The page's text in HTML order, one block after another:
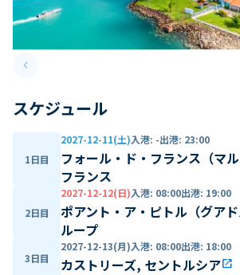
keyboard_arrow_leftPrevious slide
スケジュール
1日目
2027-12-11(土)入港: -出港: 23:00
フォール・ド・フランス（マ
フランス
2日目
2027-12-12(日)入港: 08:00出港: 19:00
ポアント・ア・ピトル（グア
ループ
3日目
2027-12-13(月)入港: 08:00出港: 18:00
カストリーズ, セントルシアopen_in_new